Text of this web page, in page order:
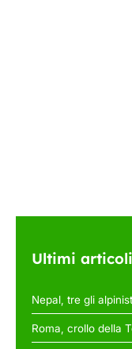
Ultimi articoli
Nepal, tre gli
Roma, crollo della